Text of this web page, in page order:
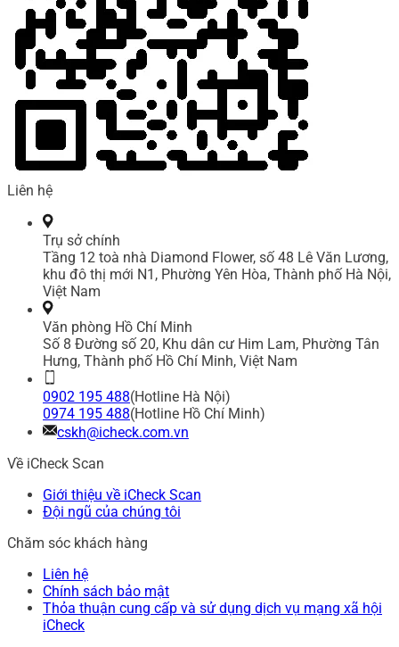
Liên hệ
Trụ sở chính
Tầng 12 toà nhà Diamond Flower, số 48 Lê Văn Lương,
khu đô thị mới N1, Phường Yên Hòa, Thành phố Hà Nội,
Việt Nam
Văn phòng Hồ Chí Minh
Số 8 Đường số 20, Khu dân cư Him Lam, Phường Tân
Hưng, Thành phố Hồ Chí Minh, Việt Nam
0902 195 488(Hotline Hà Nội)
0974 195 488(Hotline Hồ Chí Minh)
cskh@icheck.com.vn
Về iCheck Scan
Giới thiệu về iCheck Scan
Đội ngũ của chúng tôi
Chăm sóc khách hàng
Liên hệ
Chính sách bảo mật
Thỏa thuận cung cấp và sử dụng dịch vụ mạng xã hội
iCheck